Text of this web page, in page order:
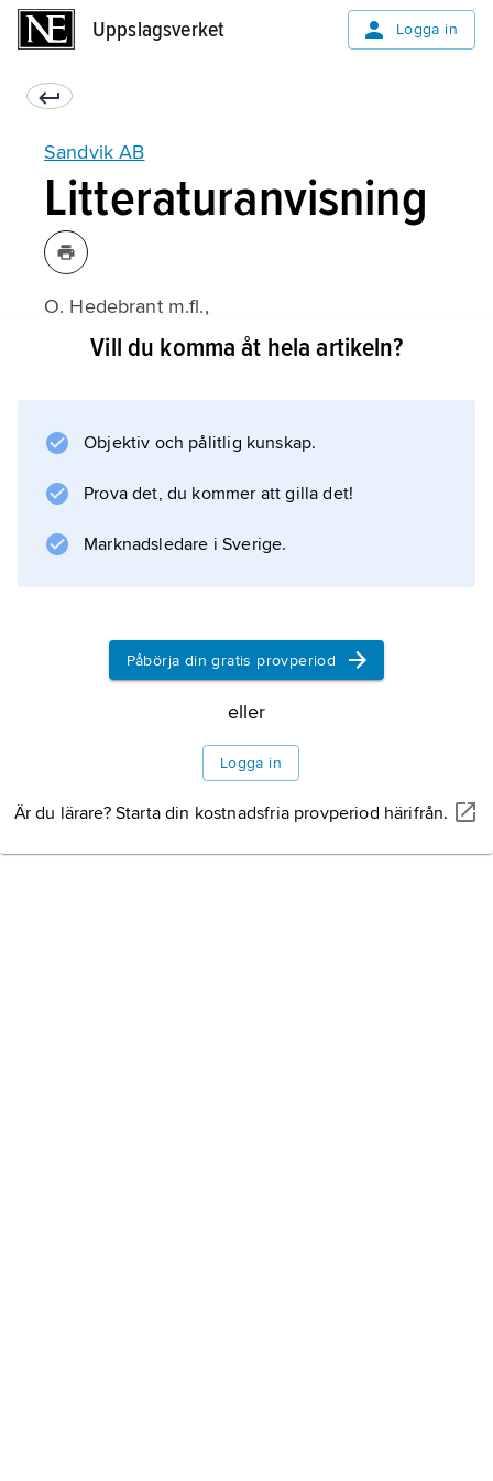
Uppslagsverket Logga in
Sandvik AB
Litteraturanvisning
O. Hedebrant m.fl.,
Omvandlingen: Sandvik 1862–1987
Vill du komma åt hela artikeln?
Objektiv och pålitlig kunskap.
Prova det, du kommer att gilla det!
Marknadsledare i Sverige.
Påbörja din gratis provperiod
eller
Logga in
Är du lärare? Starta din kostnadsfria provperiod härifrån.